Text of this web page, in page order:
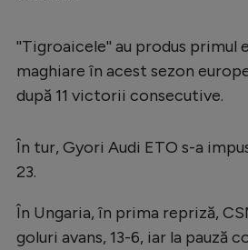
Stranieri
Clasamente
Handbal
''Tigroaicele'' au produs primul
maghiare în acest sezon
după 11 victorii consecutive.
În tur, Gyori Audi ETO s-a
23.
În Ungaria, în prima repriză,
goluri avans, 13-6, iar la pauză